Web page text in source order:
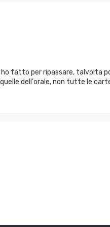
fatto per ripassare, talvolta
dell'orale, non tutte le